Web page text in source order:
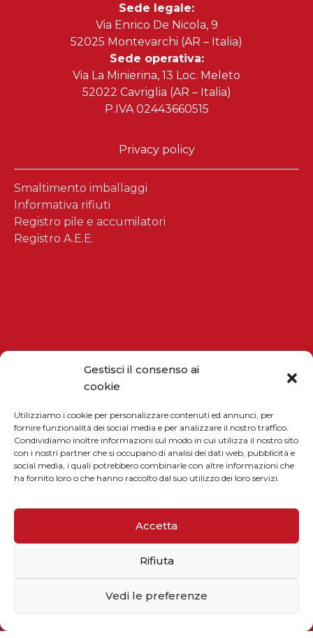
Gestisci il consenso ai
cookie
Utilizziamo i cookie per personalizzare contenuti ed annunci, per
fornire funzionalità dei social media e per analizzare il nostro traffico.
Condividiamo inoltre informazioni sul modo in cui utilizza il nostro sito
con i nostri partner che si occupano di analisi dei dati web, pubblicità e
social media, i quali potrebbero combinarle con altre informazioni che
ha fornito loro o che hanno raccolto dal suo utilizzo dei loro servizi.
Accetta
Rifiuta
Vedi le preferenze
Sede legale:
Via Enrico De Nicola, 9
52025 Montevarchi (AR – Italia)
Sede operativa:
Via La Minierina, 13 Loc. Meleto
52022 Cavriglia (AR – Italia)
P.IVA 02443660515
Privacy policy
Smaltimento imballaggi
Informativa rifiuti
Registro pile e accumilatori
Registro A.E.E.
CONTATTI